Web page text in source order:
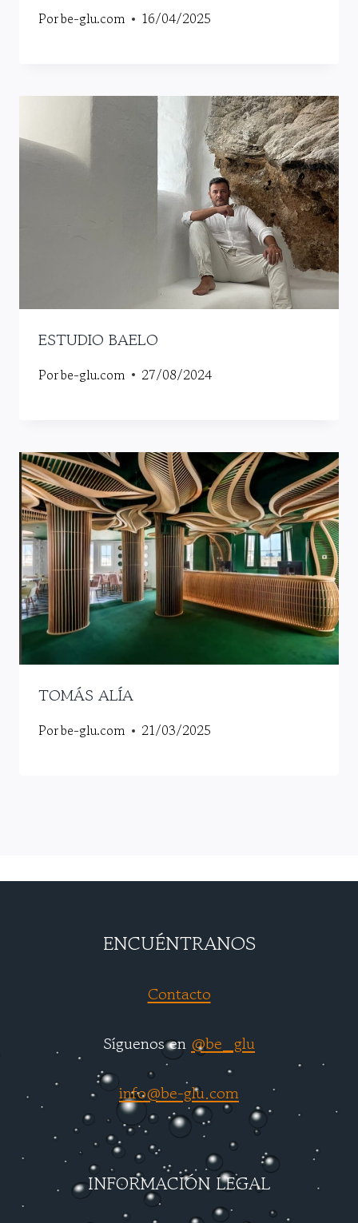
Porbe-glu.com 16/04/2025
ESTUDIO BAELO
Porbe-glu.com 27/08/2024
TOMÁS ALÍA
Porbe-glu.com 21/03/2025
ENCUÉNTRANOS
Contacto
Síguenos en @be_glu
info@be-glu.com
INFORMACIÓN LEGAL